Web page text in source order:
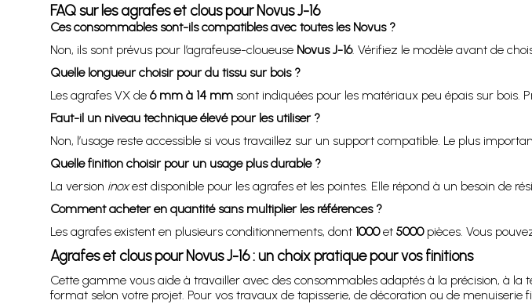
FAQ sur les agrafes et clous pour Novus J-16
Ces consommables sont-ils compatibles avec toutes les Novus ?
Non, ils sont prévus pour l’agrafeuse-cloueuse Novus J-16. Vérifiez le modèle avant de
Quelle longueur choisir pour du tissu sur bois ?
Les agrafes VX de 6 mm à 14 mmsont indiquées pour les matériaux peu épais sur bois.
Faut-il un niveau technique élevé pour les utiliser ?
Non, l’usage reste accessible si vous travaillez sur un support compatible. Le plus
Quelle finition choisir pour un usage plus durable ?
La version inoxest disponible pour les agrafes et les pointes. Elle répond à un besoin de
Comment acheter en quantité sans multiplier les références ?
Les agrafes existent en plusieurs conditionnements, dont 1000et 5000pièces. Vous
Agrafes et clous pour Novus J-16 : un choix pratique pour vos finitions
Cette gamme vous aide à travailler avec des consommables adaptés à la précision, à
format selon votre projet. Pour vos travaux de tapisserie, de décoration ou de